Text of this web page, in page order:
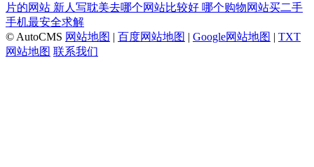
片的网站 新人写耽美去哪个网站比较好 哪个购物网站买二手
手机最安全求解
© AutoCMS 网站地图 | 百度网站地图 | Google网站地图 | TXT
网站地图 联系我们